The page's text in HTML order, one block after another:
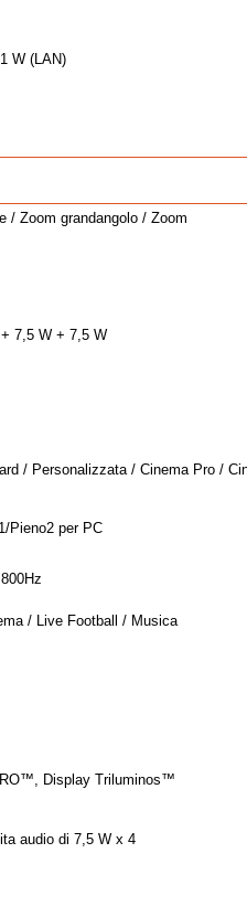
W (LAN)
/ Zoom grandangolo / Zoom
7,5 W + 7,5 W
/ Personalizzata / Cinema Pro /
Pieno2 per PC
/ Live Football / Musica
Display Triluminos™
audio di 7,5 W x 4